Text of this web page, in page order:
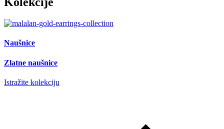
Naušnice
Zlatne naušnice
Istražite kolekciju